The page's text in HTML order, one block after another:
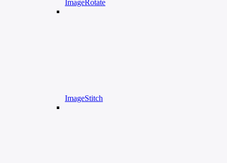
ImageRotate
ImageStitch